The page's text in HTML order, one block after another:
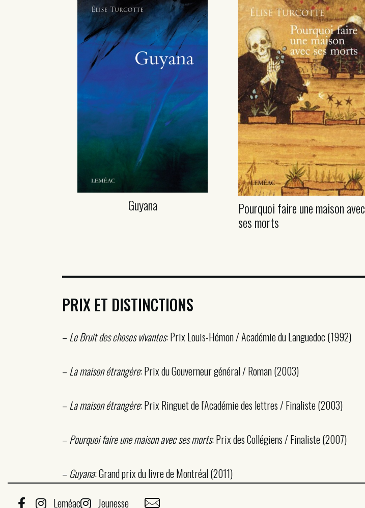
Guyana Pourquoi faire une maison avec
ses morts
PRIX ET DISTINCTIONS
– Le Bruit des choses vivantes: Prix Louis-Hémon / Académie du Languedoc (1992)
– La maison étrangère: Prix du Gouverneur général / Roman (2003)
– La maison étrangère: Prix Ringuet de l’Académie des lettres / Finaliste (2003)
– Pourquoi faire une maison avec ses morts: Prix des Collégiens / Finaliste (2007)
– Guyana: Grand prix du livre de Montréal (2011)
Leméac
Jeunesse